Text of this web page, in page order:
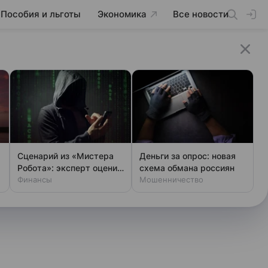
Пособия и льготы Экономика Все новости
Сценарий из «Мистера
Робота»: эксперт оценил
шансы хакеров
Финансы
Деньги за опрос: новая
схема обмана россиян
Мошенничество